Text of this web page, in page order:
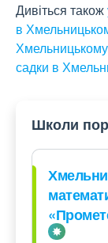
Дивіться також
в
Хмельницькому
садки в
Школи